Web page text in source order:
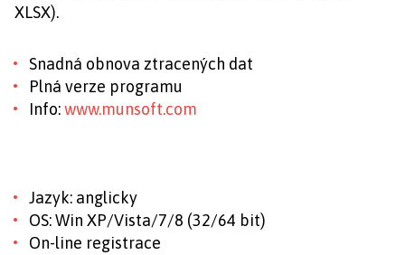
XLSX).
Snadná obnova ztracených dat
Plná verze programu
Info:www.munsoft.com
Jazyk: anglicky
OS: Win XP/Vista/7/8 (32/64 bit)
On-line registrace